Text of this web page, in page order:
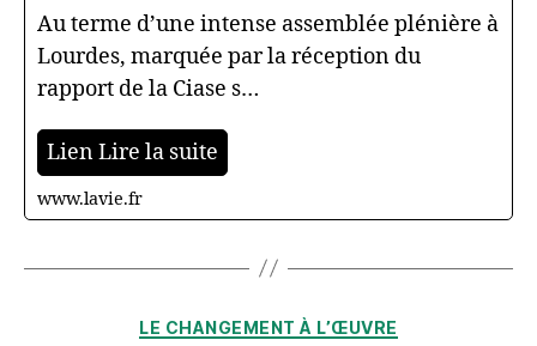
Au terme d’une intense assemblée plénière à
Lourdes, marquée par la réception du
rapport de la Ciase s…
Lien Lire la suite
www.lavie.fr
Catégories
LE CHANGEMENT À L’ŒUVRE